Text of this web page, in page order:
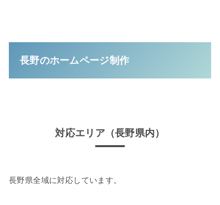
長野のホームページ制作
対応エリア（長野県内）
長野県全域に対応しています。